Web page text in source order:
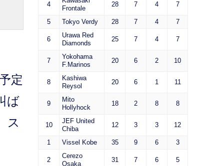
定
ば
ス
4
Frontale
28 7 4 7
5 Tokyo Verdy 28 7 4 7
6
Urawa Red
Diamonds
25 7 4 7
7
Yokohama
F.Marinos
20 6 2 10
8
Kashiwa
Reysol
20 6 1 11
9
Mito
Hollyhock
18 2 8 8
10
JEF United
Chiba
12 3 3 12
1 Vissel Kobe 35 9 6 3
2
Cerezo
Osaka
31 7 6 5